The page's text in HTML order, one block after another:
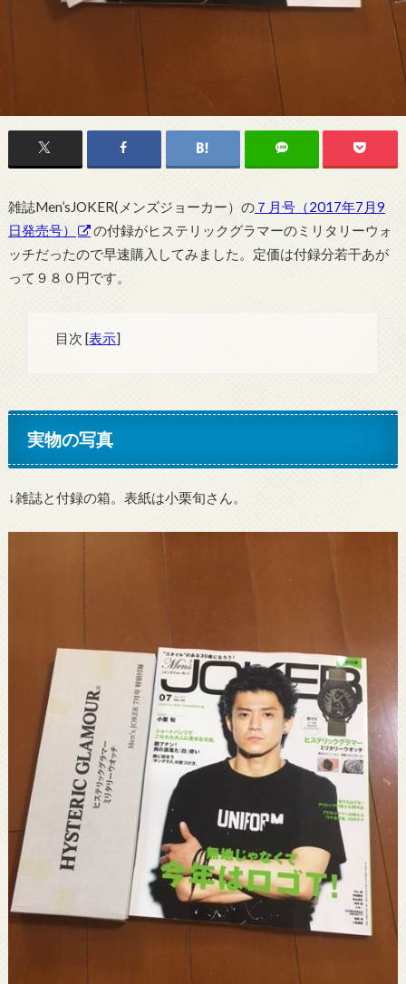
雑誌Men’sJOKER(メンズジョーカー）の７月号（2017年7月9
日発売号）
の付録がヒステリックグラマーのミリタリーウォ
ッチだったので早速購入してみました。定価は付録分若干あが
って９８０円です。
目次 [表示]
実物の写真
↓雑誌と付録の箱。表紙は小栗旬さん。